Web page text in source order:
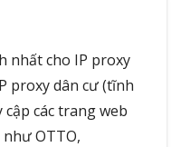
nhất cho IP proxy
proxy dân cư (tĩnh
các trang web
OTTO,